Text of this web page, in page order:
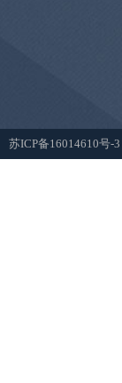
苏ICP备16014610号-3